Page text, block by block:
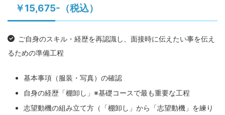
￥15,675-（税込）
ご自身のスキル・経歴を再認識し、面接時に伝えたい事を伝え
るための準備工程
基本事項（服装・写真）の確認
自身の経歴「棚卸し」※基礎コースで最も重要な工程
志望動機の組み立て方（「棚卸し」から「志望動機」を練り